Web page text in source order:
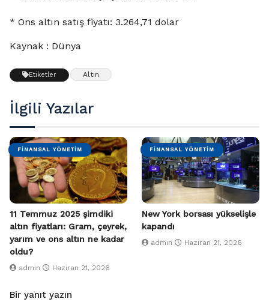
* Ons altın satış fiyatı: 3.264,71 dolar
Kaynak : Dünya
Etiketler Altın
İlgili Yazılar
FINANSAL YÖNETIM
11 Temmuz 2025 şimdiki
altın fiyatları: Gram, çeyrek,
yarım ve ons altın ne kadar
oldu?
admin Haziran 21, 2026
FINANSAL YÖNETIM
New York borsası yükselişle
kapandı
admin Haziran 21, 2026
Bir yanıt yazın